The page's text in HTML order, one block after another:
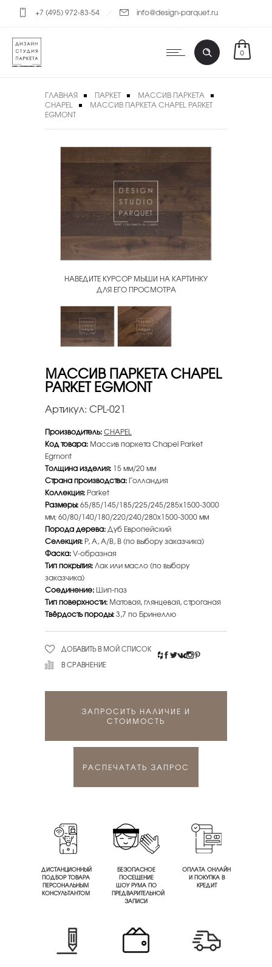
+7 (495) 972-83-54 info@design-parquet.ru
0
ГЛАВНАЯ ПАРКЕТ
МАССИВ ПАРКЕТА
CHAPEL
МАССИВ ПАРКЕТА CHAPEL PARKET
EGMONT
НАВЕДИТЕ КУРСОР МЫШИ НА КАРТИНКУ
ДЛЯ ЕГО ПРОСМОТРА
МАССИВ ПАРКЕТА CHAPEL
PARKET EGMONT
Артикул: CPL-021
Производитель:CHAPEL
Код товара: Массив паркета Chapel Parket
Egmont
Толщина изделия: 15 мм/20 мм
Страна производства: Голландия
Коллекция: Parket
Размеры:65/85/145/185/225/245/285x1500-3000
мм; 60/80/140/180/220/240/280x1500-3000 мм
Порода дерева:Дуб Европейский
Селекция: P, A, A/B, B (по выбору заказчика)
Фаска:V-образная
Тип покрытия:Лак или масло (по выбору
заказчика)
Соединение: Шип-паз
Тип поверхности: Матовая, глянцевая, строганая
Твёрдость породы:3,7 по Бринеллю
ДОБАВИТЬ В МОЙ СПИСОК
В СРАВНЕНИЕ
ЗАПРОСИТЬ НАЛИЧИЕ И
СТОИМОСТЬ
РАСПЕЧАТАТЬ ЗАПРОС
ДИСТАНЦИОННЫЙ
ПОДБОР ТОВАРА
ПЕРСОНАЛЬНЫМ
КОНСУЛЬТАНТОМ
БЕЗОПАСНОЕ
ПОСЕЩЕНИЕ
ШОУ РУМА ПО
ПРЕДВАРИТЕЛЬНОЙ
ЗАПИСИ
ОПЛАТА ОНЛАЙН
И ПОКУПКА В
КРЕДИТ